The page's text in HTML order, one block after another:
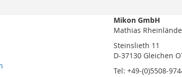
Mikon GmbH
Mathias
Steinslieth 11
D-37130 Gleichen
Tel: +49-(0)5508-